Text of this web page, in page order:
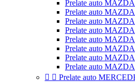
Prelate auto
Prelate auto
Prelate auto
Prelate auto
Prelate auto
Prelate auto
Prelate auto
Prelate auto
  Prelate auto